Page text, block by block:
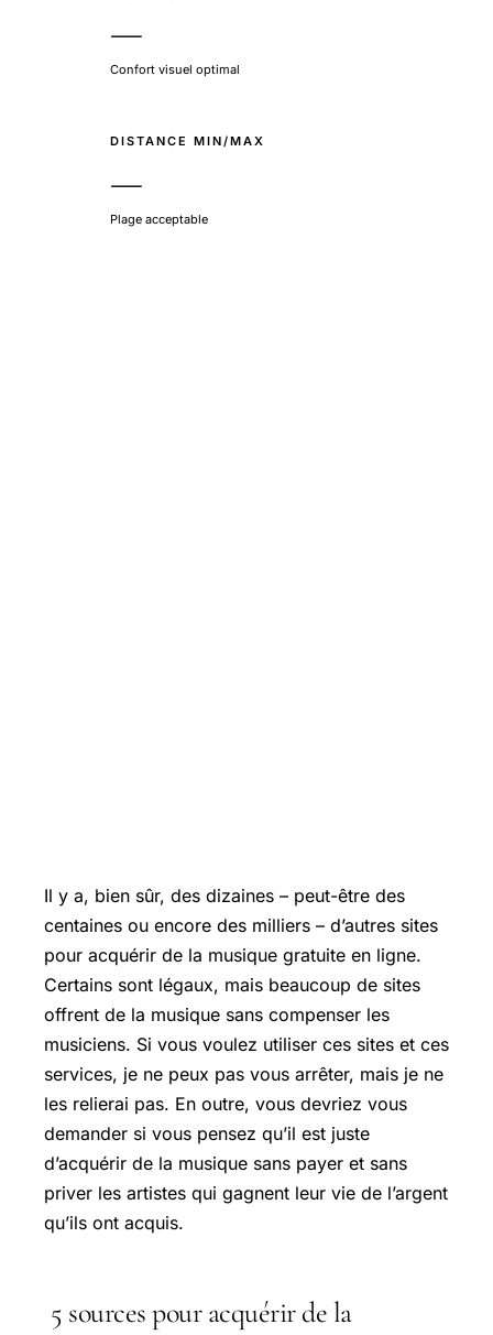
—
Confort visuel optimal
DISTANCE MIN/MAX
—
Plage acceptable
Il y a, bien sûr, des dizaines – peut-être des
centaines ou encore des milliers – d’autres sites
pour acquérir de la musique gratuite en ligne.
Certains sont légaux, mais beaucoup de sites
offrent de la musique sans compenser les
musiciens. Si vous voulez utiliser ces sites et ces
services, je ne peux pas vous arrêter, mais je ne
les relierai pas. En outre, vous devriez vous
demander si vous pensez qu’il est juste
d’acquérir de la musique sans payer et sans
priver les artistes qui gagnent leur vie de l’argent
qu’ils ont acquis.
5 sources pour acquérir de la